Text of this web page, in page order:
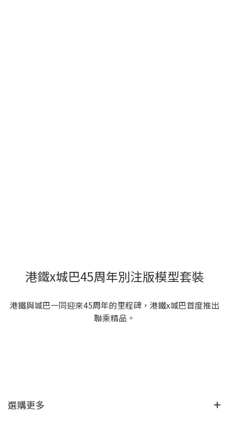
港鐵x城巴45周年別注版模型套裝
港鐵與城巴一同迎來45周年的里程碑，港鐵x城巴首度推出
聯乘精品。
選購更多